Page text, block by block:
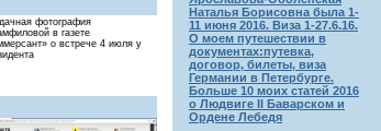
фотография
в газете
о встрече 4 июля у
Наталья Борисовна была 1-
11 июня 2016. Виза 1-27.6.16.
О моем путешествии в
документах:путевка,
договор, билеты, виза
Германии в Петербурге.
Больше 10 моих статей 2016
о Людвиге II Баварском и
Ордене Лебедя